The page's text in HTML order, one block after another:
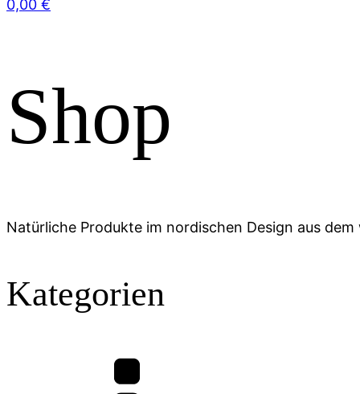
0,00 €
Shop
Natürliche Produkte im nordischen Design aus
Kategorien